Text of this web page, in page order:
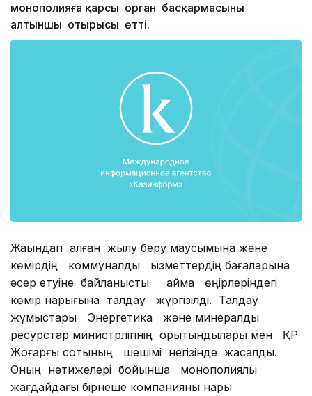
монополияға қарсы орган басқармасының
алтыншы отырысы өтті.
Жақындап қалған жылу беру маусымына және
көмірдің коммуналдық қызметтердің бағаларына
әсер етуіне байланысты аймақ өңірлеріндегі
көмір нарығына талдау жүргізілді. Талдау
жұмыстары Энергетика және минералдық
ресурстар министрлігінің қорытындылары мен ҚР
Жоғарғы сотының шешімі негізінде жасалды.
Оның нәтижелері бойынша монополиялық
жағдайдағы бірнеше компанияны нарық